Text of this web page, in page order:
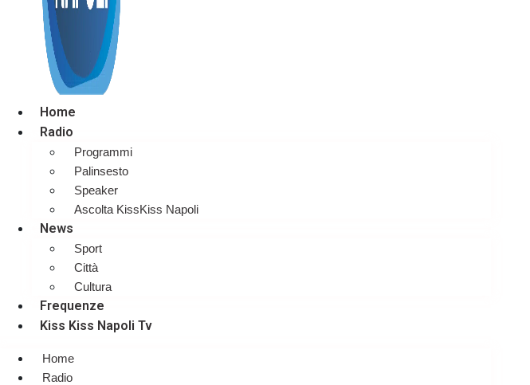
Home
Radio
Programmi
Palinsesto
Speaker
Ascolta KissKiss Napoli
News
Sport
Città
Cultura
Frequenze
Kiss Kiss Napoli Tv
Home
Radio